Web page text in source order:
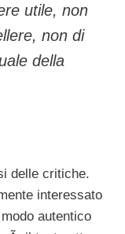
utile, non
non di
della
delle critiche.
interessato
autentico